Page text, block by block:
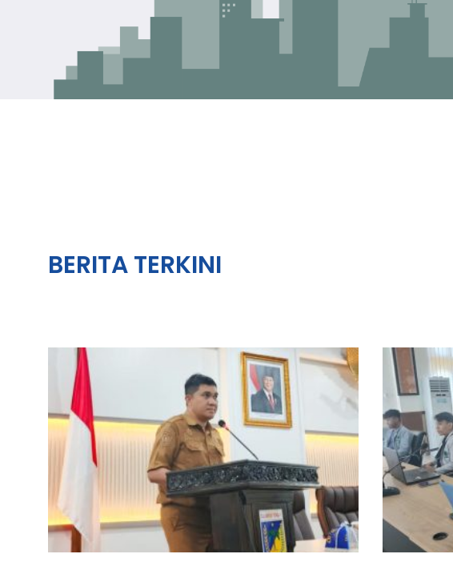
BERITA TERKINI